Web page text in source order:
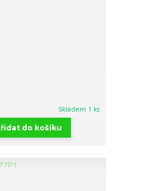
Skladem 1 ks
do košíku